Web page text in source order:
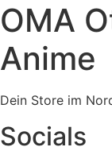
OMA
Anime
Dein Store im
Socials